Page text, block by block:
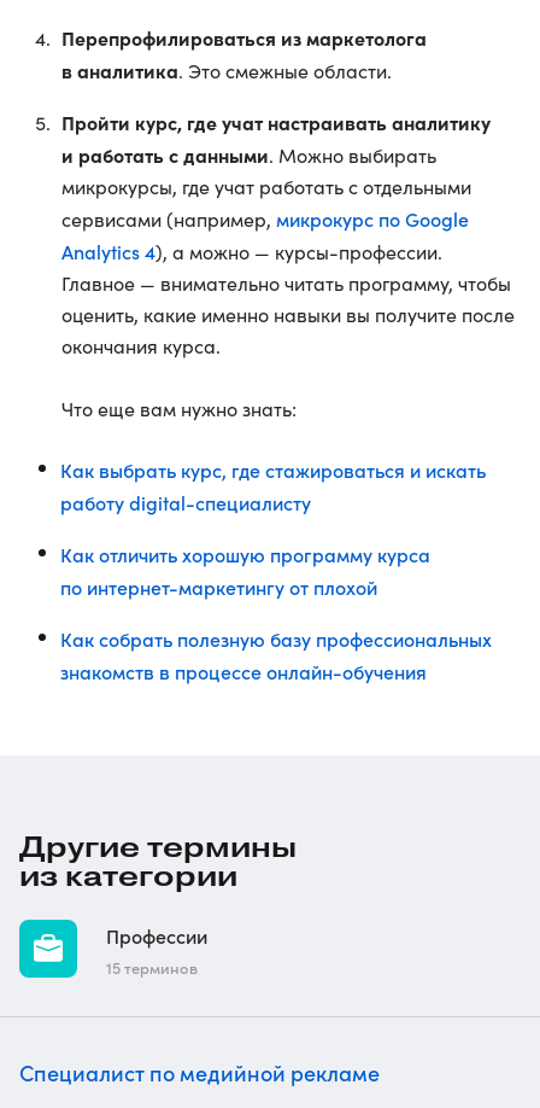
Перепрофилироваться из маркетолога
в аналитика. Это смежные области.
Пройти курс, где учат настраивать аналитику
и работать с данными. Можно выбирать
микрокурсы, где учат работать с отдельными
сервисами (например, микрокурс по Google
Analytics 4), а можно — курсы-профессии.
Главное — внимательно читать программу, чтобы
оценить, какие именно навыки вы получите после
окончания курса.
Что еще вам нужно знать:
Как выбрать курс, где стажироваться и искать
работу digital-специалисту
Как отличить хорошую программу курса
по интернет-маркетингу от плохой
Как собрать полезную базу профессиональных
знакомств в процессе онлайн-обучения
Другие термины
из категории
Профессии
15 терминов
Специалист по медийной рекламе